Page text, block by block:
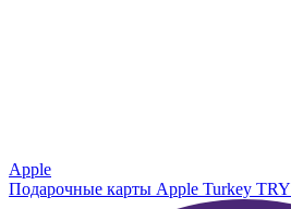
Apple
Подарочные карты Apple Turkey TRY